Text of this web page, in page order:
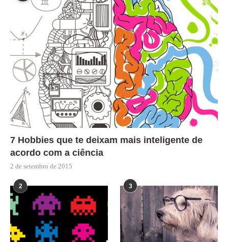
7 Hobbies que te deixam mais inteligente de
acordo com a ciência
2 de setembro de 2015
2 3